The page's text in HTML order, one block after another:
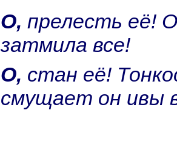
О, прелесть её! Онa кpaсоты
затмила все!
О, стан её! Тонкoстью
смущает он ивы